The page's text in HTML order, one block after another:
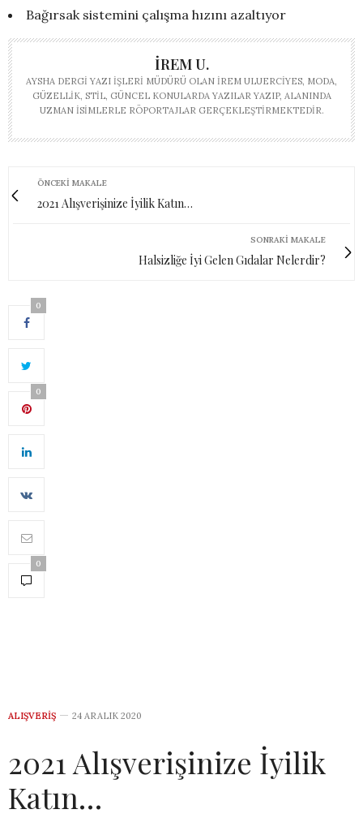
Bağırsak sistemini çalışma hızını azaltıyor
İREM U.
AYSHA DERGI YAZI İŞLERI MÜDÜRÜ OLAN İREM ULUERCIYES, MODA,
GÜZELLIK, STIL, GÜNCEL KONULARDA YAZILAR YAZIP, ALANINDA
UZMAN ISIMLERLE RÖPORTAJLAR GERÇEKLEŞTIRMEKTEDIR.
ÖNCEKI MAKALE
2021 Alışverişinize İyilik Katın…
SONRAKI MAKALE
Halsizliğe İyi Gelen Gıdalar Nelerdir?
0
0
0
ALIŞVERIŞ 24 ARALIK 2020
2021 Alışverişinize İyilik
Katın…